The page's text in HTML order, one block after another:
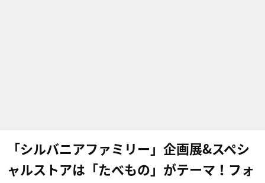
「シルバニアファミリー」企画展&スペシ
ャルストアは「たべもの」がテーマ！フォ